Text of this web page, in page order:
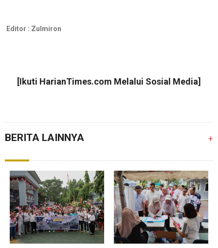
Editor : Zulmiron
[Ikuti HarianTimes.com Melalui Sosial Media]
BERITA LAINNYA +